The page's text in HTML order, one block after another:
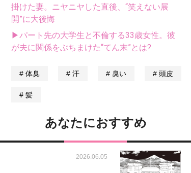
掛けた妻。ニヤニヤした直後、“笑えない展
開”に大後悔
▶パート先の大学生と不倫する33歳女性。彼
が夫に関係をぶちまけた“てん末”とは?
体臭 汗 臭い 頭皮
髪
あなたにおすすめ
2026.06.05